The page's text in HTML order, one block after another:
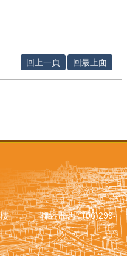
回上一頁 回最上面
辦公室
5樓 聯絡電話：(06)299-